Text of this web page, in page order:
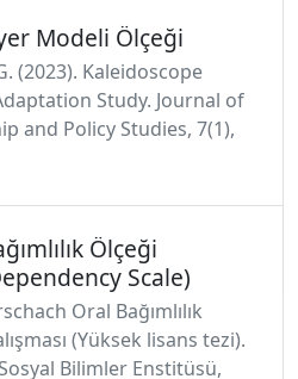
Modeli Ölçeği
(2023). Kaleidoscope
Study. Journal of
and Policy Studies, 7(1),
Ölçeği
Scale)
Oral Bağımlılık
(Yüksek lisans tezi).
Bilimler Enstitüsü,